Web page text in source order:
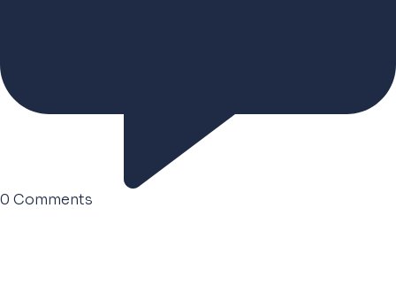
0 Comments